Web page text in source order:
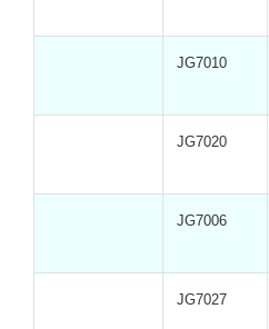
JG7010
JG7020
JG7006
JG7027